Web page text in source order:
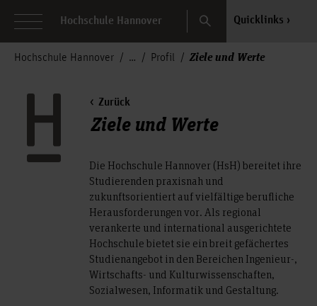
Hochschule Hannover Search Quicklinks
Hochschule Hannover Profil Ziele und Werte
Zurück
Ziele und Werte
Die Hochschule Hannover (HsH) bereitet ihre
Studierenden praxisnah und
zukunftsorientiert auf vielfältige berufliche
Herausforderungen vor. Als regional
verankerte und international ausgerichtete
Hochschule bietet sie ein breit gefächertes
Studienangebot in den Bereichen Ingenieur-,
Wirtschafts- und Kulturwissenschaften,
Sozialwesen, Informatik und Gestaltung.